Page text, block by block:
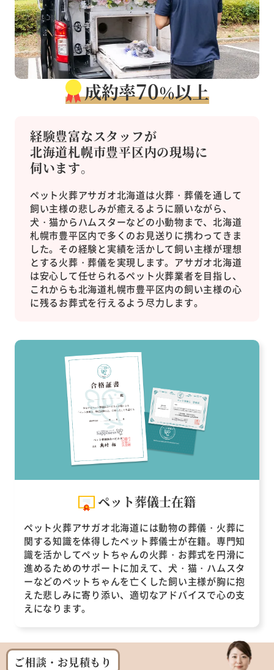
成約率70％以上
経験豊富なスタッフが
北海道札幌市豊平区内の現場に
伺います。
ペット火葬アサガオ北海道は火葬・葬儀を通して
飼い主様の悲しみが癒えるように願いながら、
犬・猫からハムスターなどの小動物まで、北海道
札幌市豊平区内で多くのお見送りに携わってきま
した。その経験と実績を活かして飼い主様が理想
とする火葬・葬儀を実現します。アサガオ北海道
は安心して任せられるペット火葬業者を目指し、
これからも北海道札幌市豊平区内の飼い主様の心
に残るお葬式を行えるよう尽力します。
ペット葬儀士在籍
ペット火葬アサガオ北海道には動物の葬儀・火葬に
関する知識を体得したペット葬儀士が在籍。専門知
識を活かしてペットちゃんの火葬・お葬式を円滑に
進めるためのサポートに加えて、犬・猫・ハムスタ
ーなどのペットちゃんを亡くした飼い主様が胸に抱
えた悲しみに寄り添い、適切なアドバイスで心の支
えになります。
ご相談・お見積もり